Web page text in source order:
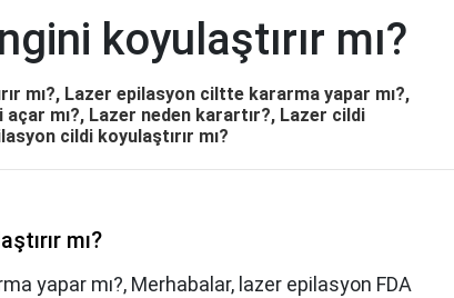
koyulaştırır mı?
mı?, Lazer epilasyon ciltte kararma yapar mı?,
mı?, Lazer neden karartır?, Lazer cildi
cildi koyulaştırır mı?
mı?
yapar mı?, Merhabalar, lazer epilasyon FDA